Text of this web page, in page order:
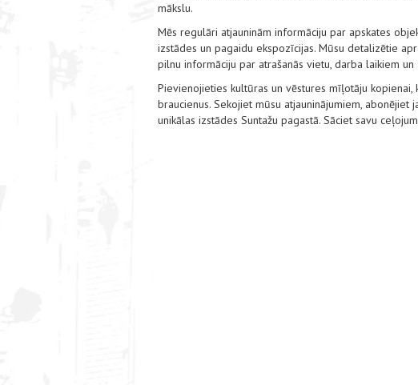
mākslu.
Mēs regulāri atjauninām informāciju par apskates
izstādes un pagaidu ekspozīcijas. Mūsu detalizētie
pilnu informāciju par atrašanās vietu, darba laikiem un
Pievienojieties kultūras un vēstures mīļotāju
braucienus. Sekojiet mūsu atjauninājumiem,
unikālas izstādes Suntažu pagastā. Sāciet savu